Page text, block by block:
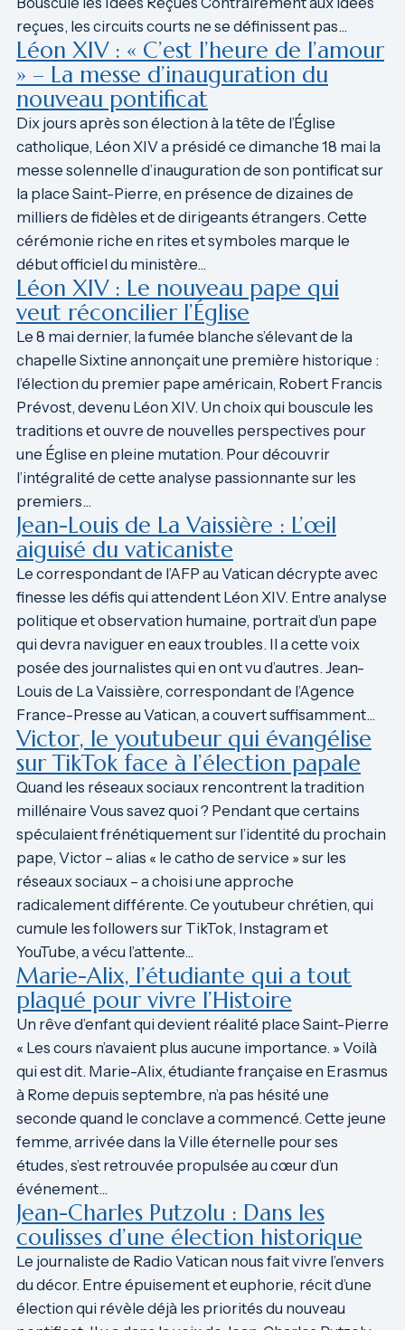
reçues, les circuits courts ne se définissent pas…
Léon XIV : « C’est l’heure de l’amour
» – La messe d’inauguration du
nouveau pontificat
Dix jours après son élection à la tête de l’Église
catholique, Léon XIV a présidé ce dimanche 18 mai la
messe solennelle d’inauguration de son pontificat sur
la place Saint-Pierre, en présence de dizaines de
milliers de fidèles et de dirigeants étrangers. Cette
cérémonie riche en rites et symboles marque le
début officiel du ministère…
Léon XIV : Le nouveau pape qui
veut réconcilier l’Église
Le 8 mai dernier, la fumée blanche s’élevant de la
chapelle Sixtine annonçait une première historique :
l’élection du premier pape américain, Robert Francis
Prévost, devenu Léon XIV. Un choix qui bouscule les
traditions et ouvre de nouvelles perspectives pour
une Église en pleine mutation. Pour découvrir
l’intégralité de cette analyse passionnante sur les
premiers…
Jean-Louis de La Vaissière : L’œil
aiguisé du vaticaniste
Le correspondant de l’AFP au Vatican décrypte avec
finesse les défis qui attendent Léon XIV. Entre analyse
politique et observation humaine, portrait d’un pape
qui devra naviguer en eaux troubles. Il a cette voix
posée des journalistes qui en ont vu d’autres. Jean-
Louis de La Vaissière, correspondant de l’Agence
France-Presse au Vatican, a couvert suffisamment…
Victor, le youtubeur qui évangélise
sur TikTok face à l’élection papale
Quand les réseaux sociaux rencontrent la tradition
millénaire Vous savez quoi ? Pendant que certains
spéculaient frénétiquement sur l’identité du prochain
pape, Victor – alias « le catho de service » sur les
réseaux sociaux – a choisi une approche
radicalement différente. Ce youtubeur chrétien, qui
cumule les followers sur TikTok, Instagram et
YouTube, a vécu l’attente…
Marie-Alix, l’étudiante qui a tout
plaqué pour vivre l’Histoire
Un rêve d’enfant qui devient réalité place Saint-Pierre
« Les cours n’avaient plus aucune importance. » Voilà
qui est dit. Marie-Alix, étudiante française en Erasmus
à Rome depuis septembre, n’a pas hésité une
seconde quand le conclave a commencé. Cette jeune
femme, arrivée dans la Ville éternelle pour ses
études, s’est retrouvée propulsée au cœur d’un
événement…
Jean-Charles Putzolu : Dans les
coulisses d’une élection historique
Le journaliste de Radio Vatican nous fait vivre l’envers
du décor. Entre épuisement et euphorie, récit d’une
élection qui révèle déjà les priorités du nouveau